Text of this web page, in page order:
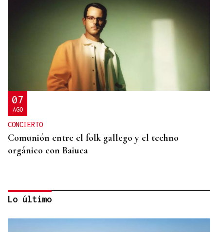
07
AGO
CONCIERTO
Comunión entre el folk gallego y el techno
orgánico con Baiuca
Lo último